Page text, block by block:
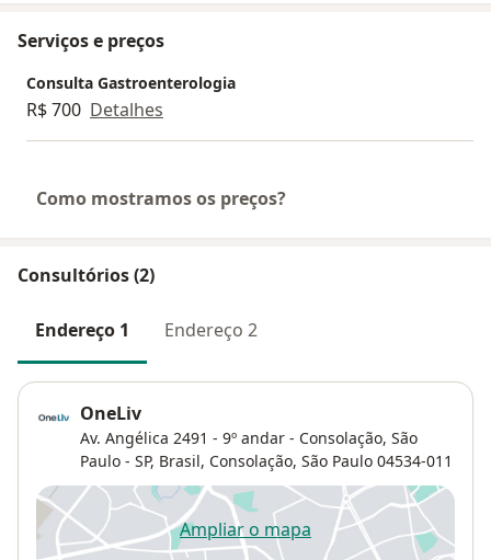
Serviços e preços
Consulta Gastroenterologia
R$ 700 Detalhes
Como mostramos os preços?
Consultórios (2)
Endereço 1 Endereço 2
OneLiv
Av. Angélica 2491 - 9º andar - Consolação, São
Paulo - SP, Brasil, Consolação, São Paulo 04534-011
Ampliar o mapaabre num novo separador